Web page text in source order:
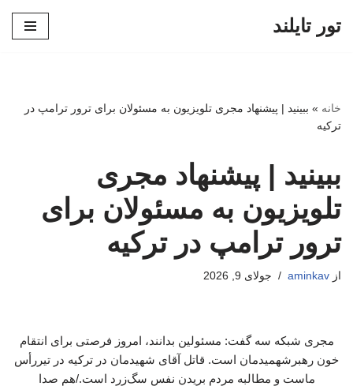
تور تایلند
خانه » ببینید | پیشنهاد مجری تلویزیون به مسئولان برای ترور ترامپ در
ترکیه
ببینید | پیشنهاد مجری
تلویزیون به مسئولان برای
ترور ترامپ در ترکیه
از aminkav جولای 9, 2026
مجری شبکه سه گفت: مسئولین بدانند، امروز فرصتی برای انتقام
خون رهبرشهمیدمان است. قاتل آقای شهیدمان در ترکیه در تیررأس
ماست و مطالبه مردم بریدن نفس سگ‌زرد است./هم صدا